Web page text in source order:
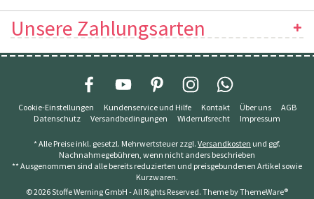
Unsere Zahlungsarten
Cookie-Einstellungen Kundenservice und Hilfe Kontakt Über uns
AGB
Datenschutz
Versandbedingungen Widerrufsrecht Impressum
* Alle Preise inkl. gesetzl. Mehrwertsteuer zzgl. Versandkosten und ggf.
Nachnahmegebühren, wenn nicht anders beschrieben
** Ausgenommen sind alle bereits reduzierten und preisgebundenen Artikel sowie
Kurzwaren.
© 2026 Stoffe Werning GmbH - All Rights Reserved. Theme byThemeWare®